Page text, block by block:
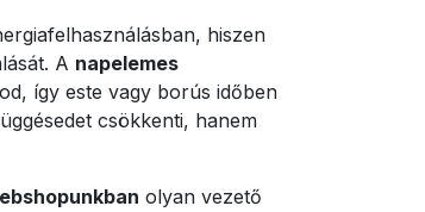
hiszen
A napelemes
így este vagy borús időben
csökkenti, hanem
olyan vezető